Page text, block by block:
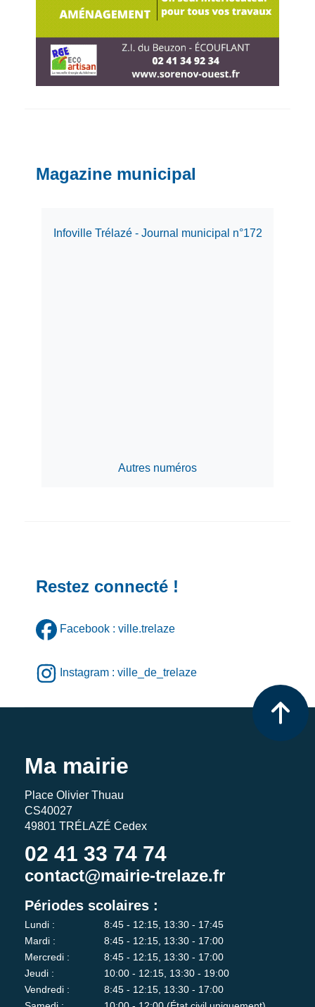
Magazine municipal
Infoville Trélazé - Journal municipal n°172
Autres numéros
Restez connecté !
Facebook : ville.trelaze
Instagram : ville_de_trelaze
Ma mairie
Place Olivier Thuau
CS40027
49801 TRÉLAZÉ Cedex
02 41 33 74 74
contact@mairie-trelaze.fr
Périodes scolaires :
Lundi :
8:45 - 12:15, 13:30 - 17:45
Mardi :
8:45 - 12:15, 13:30 - 17:00
Mercredi :
8:45 - 12:15, 13:30 - 17:00
Jeudi :
10:00 - 12:15, 13:30 - 19:00
Vendredi :
8:45 - 12:15, 13:30 - 17:00